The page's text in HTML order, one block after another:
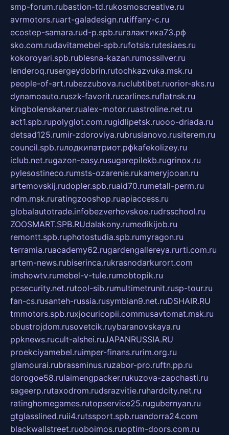
smp-forum.rubastion-td.rukosmoscreative.ru
avrmotors.ruart-galadesign.rutiffany-c.ru
ecostep-samara.rud-p.spb.ruгалактика73.рф
sko.com.rudavitamebel-spb.rufotsis.rutesiaes.ru
kokoroyari.spb.rublesna-kazan.rumossilver.ru
lenderoq.rusergeydobrin.rutochkazvuka.msk.ru
people-of-art.rubezzubova.ruclubtibet.ruorior-aks.ru
dynamoauto.ruszk-favorit.rucarlines.ruflatnsk.ru
kingbolenskaner.rualex-motor.ruastroline.net.ru
act1.spb.rupolyglot.com.rugidlipetsk.ruooo-driada.ru
detsad125.rumir-zdoroviya.rubruslanovo.rusiterem.ru
council.spb.ruлодкипатриот.рфkafekolizey.ru
iclub.net.rugazon-easy.rusugarepilekb.rugrinox.ru
pylesostineco.rumsts-ozarenie.rukameryjooan.ru
artemovskij.rudopler.spb.ruaid70.rumetall-perm.ru
ndm.msk.ruratingzooshop.ruapiaccess.ru
globalautotrade.infobezverhovskoe.rudrsschool.ru
ZOOSMART.SPB.RUdalakony.rumedikijob.ru
remontt.spb.ruphotostudia.spb.rumyragon.ru
terramia.ruacademy62.rugardengallereya.rurti.com.ru
artem-news.rubiserinca.rukrasnodarkurort.com
imshowtv.rumebel-v-tule.rumobtopik.ru
pcsecurity.net.rutool-sib.rumultimetrunit.rusp-tour.ru
fan-cs.rusanteh-russia.rusymbian9.net.ruDSHAIR.RU
tmmotors.spb.ruxjocuricopii.commusavtomat.msk.ru
obustrojdom.rusovetcik.ruybaranovskaya.ru
ppknews.rucult-alshei.ruJAPANRUSSIA.RU
proekciyamebel.ruimper-finans.rurim.org.ru
glamourai.rubrassminus.ruzabor-pro.ruftn.pp.ru
dorogoe58.rulaimengpacker.rukuzova-zapchasti.ru
sageerp.rutaxodrom.rudsrazvitie.ruhardcity.net.ru
ratinghomegames.rutopservice25.rugubernyan.ru
gtglasslined.ruii4.rutssport.spb.ruandorra24.com
blackwallstreet.ruoboimos.ruoptim-doors.com.ru